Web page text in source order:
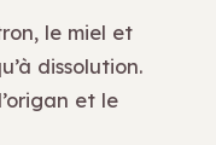
le miel et
dissolution.
et le